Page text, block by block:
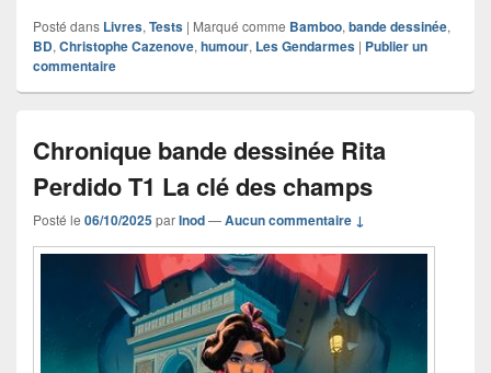
Posté dans Livres, Tests | Marqué comme Bamboo, bande dessinée,
BD, Christophe Cazenove, humour, Les Gendarmes | Publier un
commentaire
Chronique bande dessinée Rita
Perdido T1 La clé des champs
Posté le 06/10/2025parInod—Aucun commentaire ↓